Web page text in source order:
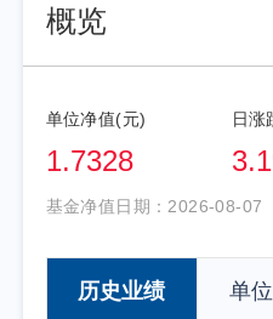
概览
单位净值(元)
1.7328
日涨
基金净值日期： 2026-08-07
历史业绩 单